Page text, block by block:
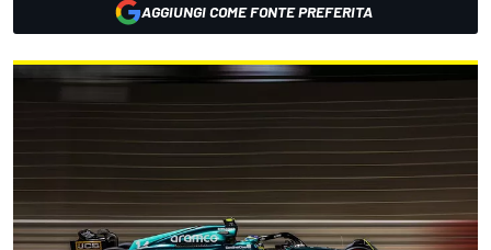
AGGIUNGI COME FONTE PREFERITA